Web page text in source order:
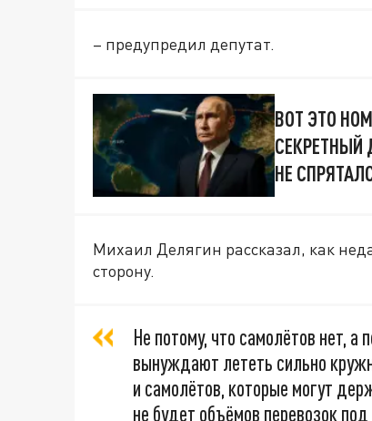
– предупредил депутат.
ВОТ ЭТО
СЕКРЕТНЫЙ
НЕ
Михаил Делягин рассказал, как
сторону.
Не потому, что самолётов нет, а
вынуждают лететь сильно
и самолётов, которые могут
не будет объёмов перевозок